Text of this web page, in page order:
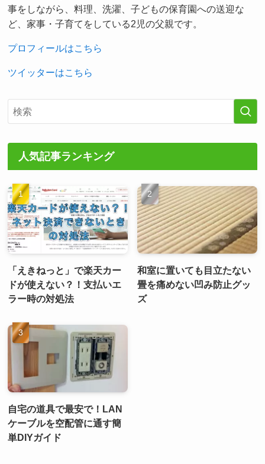
事をしながら、料理、洗濯、子どもの保育園への送迎な
ど、家事・子育てをしている2児の父親です。
プロフィールはこちら
ツイッターはこちら
人気記事ランキング
「えきねっと」で楽天カー
ドが使えない？！支払いエ
ラー時の対処法
和室に置いても目立たない
畳を痛めない凹み防止グッ
ズ
自宅の道具で最安で！LAN
ケーブルを空配管に通す簡
単DIYガイド